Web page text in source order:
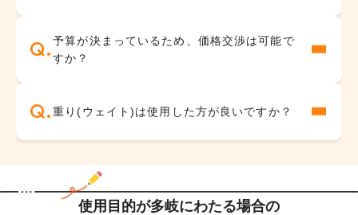
予算が決まっているため、価格交渉は可能で
すか？
重り(ウェイト)は使用した方が良いですか？
使用目的が多岐にわたる場合の